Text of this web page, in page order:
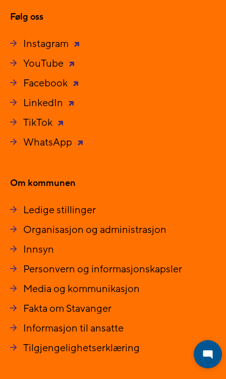
Følg oss
Instagram
YouTube
Facebook
LinkedIn
TikTok
WhatsApp
Om kommunen
Ledige stillinger
Organisasjon og administrasjon
Innsyn
Personvern og informasjonskapsler
Media og kommunikasjon
Fakta om Stavanger
Informasjon til ansatte
Tilgjengelighetserklæring